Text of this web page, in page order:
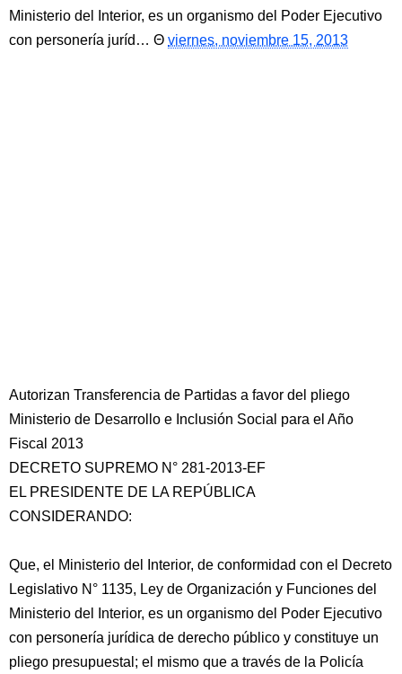
Ministerio del Interior, es un organismo del Poder Ejecutivo
con personería juríd…
viernes, noviembre 15, 2013
Autorizan Transferencia de Partidas a favor del pliego
Ministerio de Desarrollo e Inclusión Social para el Año
Fiscal 2013
DECRETO SUPREMO N° 281-2013-EF
EL PRESIDENTE DE LA REPÚBLICA
CONSIDERANDO:
Que, el Ministerio del Interior, de conformidad con el Decreto
Legislativo N° 1135, Ley de Organización y Funciones del
Ministerio del Interior, es un organismo del Poder Ejecutivo
con personería jurídica de derecho público y constituye un
pliego presupuestal; el mismo que a través de la Policía